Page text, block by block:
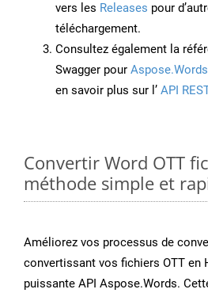
vers les Releases pour
téléchargement.
Consultez également la
Swagger pour Aspose.Words
en savoir plus sur l’ API REST
Convertir Word OTT
méthode simple et
Améliorez vos processus de
convertissant vos fichiers OTT en
puissante API Aspose.Words.